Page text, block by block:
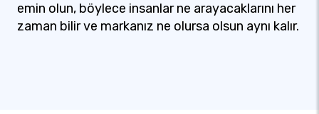
emin olun, böylece insanlar ne arayacaklarını her
zaman bilir ve markanız ne olursa olsun aynı kalır.